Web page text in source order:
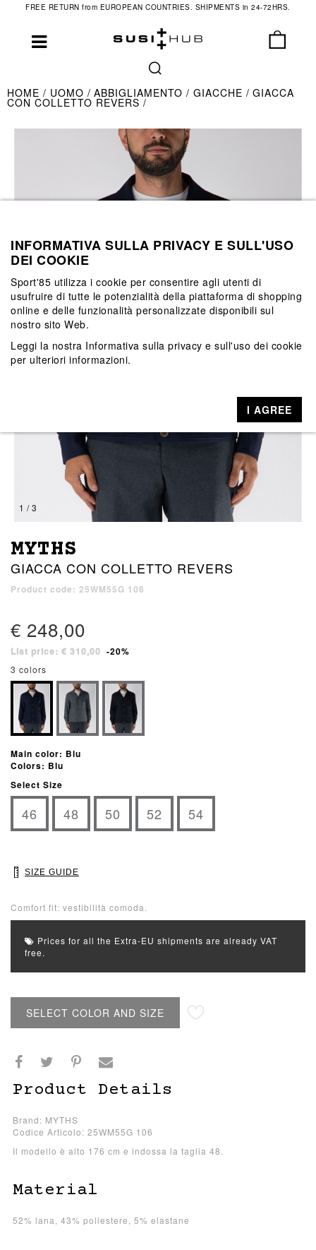
FREE RETURN from EUROPEAN COUNTRIES. SHIPMENTS in 24-72HRS.
HOME UOMO ABBIGLIAMENTO GIACCHE GIACCA
CON COLLETTO REVERS
1 / 3
MYTHS
GIACCA CON COLLETTO REVERS
Product code: 25WM55G 106
€ 248,00
List price: € 310,00 -20%
3 colors
Main color: Blu
Colors: Blu
Select Size
46 48 50 52 54
SIZE GUIDE
Comfort fit: vestibilità comoda.
Prices for all the Extra-EU shipments are already VAT
free.
SELECT COLOR AND SIZE
Product Details
Brand: MYTHS
Codice Articolo: 25WM55G 106
Il modello è alto 176 cm e indossa la taglia 48.
Material
52% lana, 43% poliestere, 5% elastane
INFORMATIVA SULLA PRIVACY E SULL'USO
DEI COOKIE
Sport'85 utilizza i cookie per consentire agli utenti di
usufruire di tutte le potenzialità della piattaforma di shopping
online e delle funzionalità personalizzate disponibili sul
nostro sito Web.
Leggi la nostra Informativa sulla privacy e sull'uso dei cookie
per ulteriori informazioni.
I AGREE